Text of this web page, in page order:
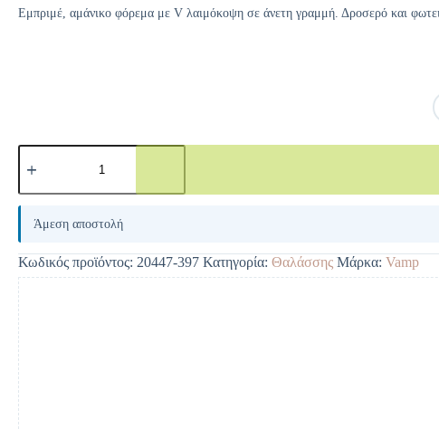
Εμπριμέ, αμάνικο φόρεμα με V λαιμόκοψη σε άνετη γραμμή. Δροσερό και
A
e
r
n
a
t
i
v
e
:
Άμεση αποστολή
Κωδικός προϊόντος: 20447-397 Κατηγορία: Θαλάσσης Μάρκα: Vamp